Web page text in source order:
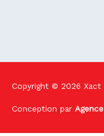
Copyright © 2026 Xact
Conception par